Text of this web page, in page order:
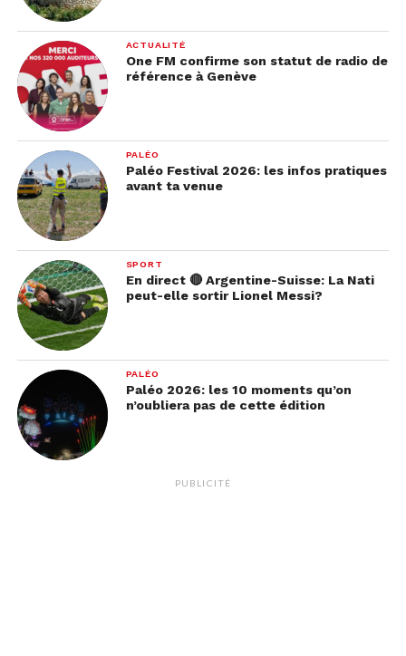
ACTUALITÉ
One FM confirme son statut de radio de
référence à Genève
PALÉO
Paléo Festival 2026: les infos pratiques
avant ta venue
SPORT
En direct 🔴 Argentine-Suisse: La Nati
peut-elle sortir Lionel Messi?
PALÉO
Paléo 2026: les 10 moments qu’on
n’oubliera pas de cette édition
PUBLICITÉ